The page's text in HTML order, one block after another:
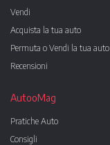
Vendi
Acquista la tua auto
Permuta o Vendi la tua auto
Recensioni
AutooMag
Pratiche Auto
Consigli